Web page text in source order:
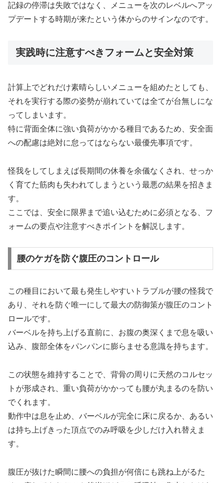
記録の停滞は失敗ではなく、メニューを次のレベルへアッ
プデートする時期が来たという体からのサインなのです。
実践時に注意すべきフォームと安全対策
計算上でどれだけ素晴らしいメニューを組めたとしても、
それを実行する際の姿勢が崩れていては全てが台無しにな
ってしまいます。
特に背面全体に強い負荷がかかる種目であるため、安全面
への配慮は絶対に怠ってはならない最優先事項です。
怪我をしてしまえば長期間の休養を余儀なくされ、せっか
く育てた筋肉も失われてしまうという最悪の結果を招きま
す。
ここでは、安全に限界まで追い込むために必須となる、フ
ォームの要点や注意すべきポイントを解説します。
腰のケガを防ぐ腹圧のコントロール
この種目において最も発生しやすいトラブルが腰の怪我で
あり、それを防ぐ唯一にして最大の防御策が腹圧のコント
ロールです。
バーベルを持ち上げる直前に、お腹の奥深くまで息を吸い
込み、腹部全体をパンパンに膨らませる意識を持ちます。
この状態を維持することで、背骨の周りに天然のコルセッ
トが形成され、重い負荷がかかっても腰が丸まるのを防い
でくれます。
動作中は息を止め、バーベルが完全に床に戻るか、あるい
は持ち上げきった頂点でのみ呼吸を少しだけ入れ替えま
す。
腹圧が抜けた瞬間に腰への負担が何倍にも跳ね上がるた